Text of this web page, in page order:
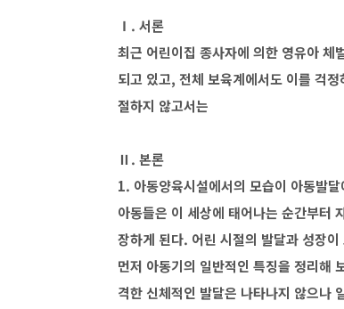
Ⅰ. 서론
최근 어린이집 종사자에 의한 영유아
되고 있고, 전체 보육계에서도 이를 걱
절하지 않고서는
Ⅱ. 본론
1. 아동양육시설에서의 모습이 아동발
아동들은 이 세상에 태어나는 순간부터
장하게 된다. 어린 시절의 발달과 성장
먼저 아동기의 일반적인 특징을 정리해
격한 신체적인 발달은 나타나지 않으나